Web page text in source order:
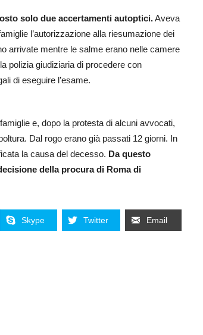
solo due accertamenti autoptici.Aveva
l’autorizzazione alla riesumazione dei
arrivate mentre le salme erano nelle camere
polizia giudiziaria di procedere con
di eseguire l’esame.
e, dopo la protesta di alcuni avvocati,
Dal rogo erano già passati 12 giorni. In
la causa del decesso. Da questo
della procura di Roma di
Skype Twitter Email